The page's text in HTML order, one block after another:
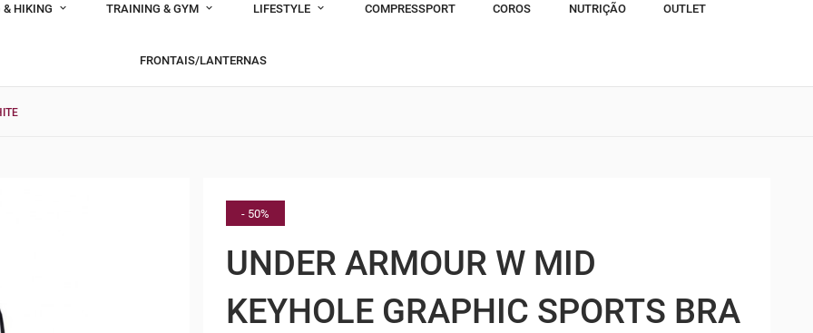
& HIKING TRAINING & GYM LIFESTYLE COMPRESSPORT COROS NUTRIÇÃO OUTLET
FRONTAIS/LANTERNAS
- 50%
UNDER ARMOUR W MID
KEYHOLE GRAPHIC SPORTS BRA